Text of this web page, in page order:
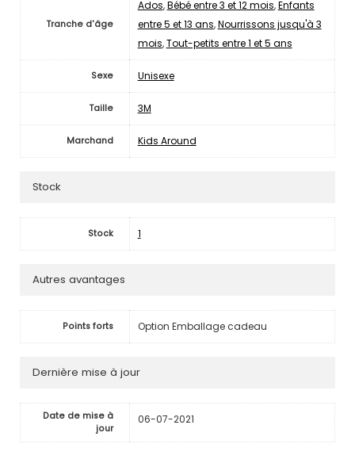
Tranche d'âge
Ados,Bébé entre 3 et 12 mois,Enfants
entre 5 et 13 ans,Nourrissons jusqu'à 3
mois,Tout-petits entre 1 et 5 ans
Sexe Unisexe
Taille 3M
Marchand Kids Around
Stock
Stock 1
Autres avantages
Points forts Option Emballage cadeau
Dernière mise à jour
Date de mise à
jour
06-07-2021